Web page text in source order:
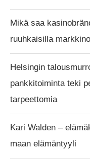
Mikä saa
ruuhkaisilla
Helsingin
pankkitoiminta teki
tarpeettomia
Kari Walden –
maan elämäntyyli